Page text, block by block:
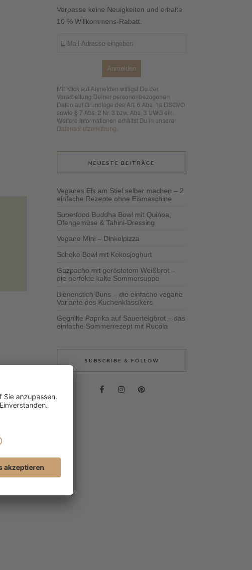
Verpasse keine Neuigkeiten und erhalte
10 % Willkommens-Rabatt.
Anmelden
Mit Klick auf Anmelden willigst Du der
Verarbeitung Deiner personenbezogenen
Daten auf Grundlage des Art. 6 Abs. 1a DSGVO
sowie § 7 Abs. 2 Nr. 3 bzw. Abs. 3 UWG ein.
Weitere Informationen erhältst Du in unserer
Datenschutzerklärung
NEUESTE BEITRÄGE
Veganes Eis am Stiel selber machen – 2
einfache Rezepte ohne Eismaschine
Superfood Buddha Bowl mit Quinoa,
Ofengemüse & Tahini-Dressing
Vegane Mini – Dinkelpizza
Schoko Bowl mit Kokosjoghurt
Gazpacho mit geröstetem Weißbrot –
die perfekte kalte Sommersuppe
Bienenstich Buns – die einfache vegane
Variante des Kuchenklassikers
Gegrillte Paprika auf Sauerteigbrot – das
einfache Sommerrezept mit Rucola
SUBSCRIBE & FOLLOW